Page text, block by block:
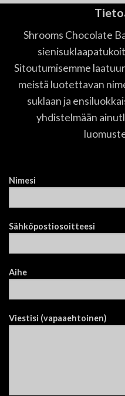
Shrooms Chocolate
Sitoutumisemme
meistä luotettavan
suklaan ja
yhdistelmään
Nimesi
Sähköpostiosoitteesi
Aihe
Viestisi (vapaaehtoinen)